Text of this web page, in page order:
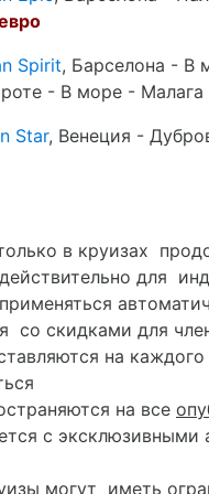
Spirit, Барселона - В
- В море -
Star, Венеция -
в круизах
для
со скидками для
на
на все
с
могут иметь